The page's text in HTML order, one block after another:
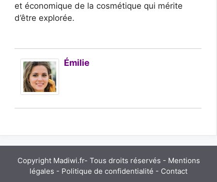
et économique de la cosmétique qui mérite
d’être explorée.
Émilie
Copyright Madiwi.fr- Tous droits réservés - Mentions
légales - Politique de confidentialité - Contact